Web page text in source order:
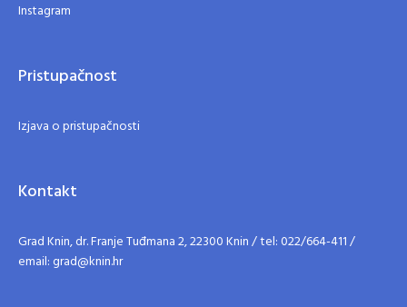
Instagram
Pristupačnost
Izjava o pristupačnosti
Kontakt
Grad Knin, dr. Franje Tuđmana 2, 22300 Knin / tel: 022/664-411 /
email: grad@knin.hr